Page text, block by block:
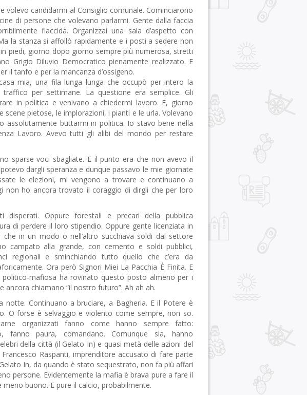
volevo candidarmi al Consiglio comunale. Cominciarono
di persone che volevano parlarmi. Gente dalla faccia
flaccida. Organizzai una sala d’aspetto con
la stanza si affollò rapidamente e i posti a sedere non
piedi, giorno dopo giorno sempre più numerosa, stretti
Grigio Diluvio Democratico pienamente realizzato. E
il tanfo e per la mancanza d’ossigeno.
mia, una fila lunga lunga che occupò per intero la
per settimane. La questione era semplice. Gli
in politica e venivano a chiedermi lavoro. E, giorno
pietose, le implorazioni, i pianti e le urla. Volevano
assolutamente buttarmi in politica. Io stavo bene nella
Lavoro. Avevo tutti gli alibi del mondo per restare
sparse voci sbagliate. E il punto era che non avevo il
dargli speranza e dunque passavo le mie giornate
le elezioni, mi vengono a trovare e continuano a
non ho ancora trovato il coraggio di dirgli che per loro
disperati. Oppure forestali e precari della pubblica
di perdere il loro stipendio. Oppure gente licenziata in
in un modo o nell’altro succhiava soldi dal settore
campato alla grande, con cemento e soldi pubblici,
regionali e sminchiando tutto quello che c’era da
Ora però Signori Miei La Pacchia È Finita. E
politico-mafiosa ha rovinato questo posto almeno per i
ancora chiamano “il nostro futuro”. Ah ah ah.
notte. Continuano a bruciare, a Bagheria. E il Potere è
O forse è selvaggio e violento come sempre, non so.
organizzati fanno come hanno sempre fatto:
fanno paura, comandano. Comunque sia, hanno
della città (il Gelato In) e quasi metà delle azioni del
Raspanti, imprenditore accusato di fare parte
In, da quando è stato sequestrato, non fa più affari
persone. Evidentemente la mafia è brava pure a fare il
buono. E pure il calcio, probabilmente.